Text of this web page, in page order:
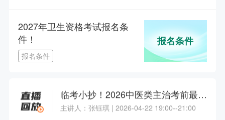
2027年卫生资格考试报名条
件！
报名条件
报名条件
主讲人：网校老师 | 2026-08-12 19:00--20:30
临考小抄！2026中医类主治考前最后一课
主讲人：张钰琪 | 2026-04-22 19:00--21:00
大咖连麦专场——揭秘高效复习通关技巧
主讲人：汤以恒 | 2025-03-08 18:55--22:00